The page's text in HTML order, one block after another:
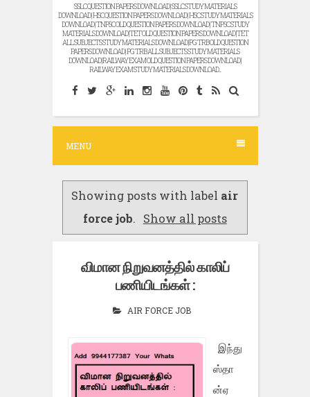
SSLC QUESTION PAPERS DOWNLOAD | SSLC STUDY MATERIALS
DOWNLOAD | HSC QUESTION PAPERS DOWNLOAD | HSC STUDY MATERIALS
DOWNLOAD | TNPSC OLD QUESTION PAPERS DOWNLOAD | TNPSC STUDY
MATERIALS DOWNLOAD |TET OLD QUESTION PAPERS DOWNLOAD |TET
ALL SUBJECTS STUDY MATERIALS DOWNLOAD |PG TRB OLD QUESTION
PAPERS DOWNLOAD | PG TRB ALL SUBJECTS STUDY MATERIALS
DOWNLOAD |RAILWAY EXAM OLD QUESTION PAPERS DOWNLOAD |
RAILWAY EXAM STUDY MATERIALS DOWNLOAD...
MENU
Showing posts with label air
force job. Show all posts
விமான நிறுவனத்தில் காலிப்
பணியிடங்கள் :
AIR FORCE JOB
இந்து
ஸ்தா
ன்ஏ